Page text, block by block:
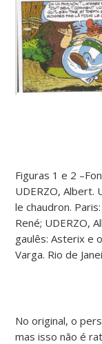
Figuras 1 e 2
UDERZO, Albert.
le chaudron.
René; UDERZO,
gaulês: Asterix e
Varga. Rio de
No original, o
mas isso não é